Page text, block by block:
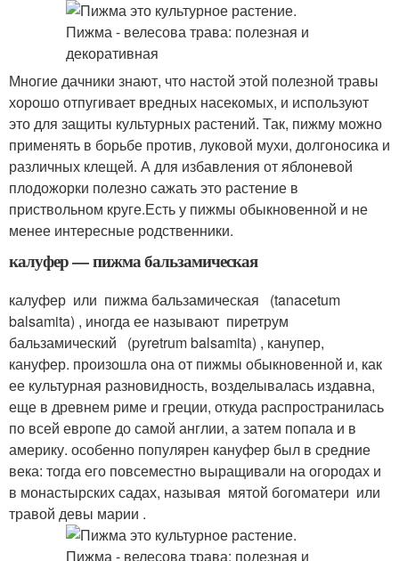
Многие дачники знают, что настой этой полезной травы
хорошо отпугивает вредных насекомых, и используют
это для защиты культурных растений. Так, пижму можно
применять в борьбе против, луковой мухи, долгоносика и
различных клещей. А для избавления от яблоневой
плодожорки полезно сажать это растение в
приствольном круге.Есть у пижмы обыкновенной и не
менее интересные родственники.
калуфер — пижма бальзамическая
калуфер или пижма бальзамическая (tanacetum
balsamita) , иногда ее называют пиретрум
бальзамический (pyretrum balsamita) , канупер,
кануфер. произошла она от пижмы обыкновенной и, как
ее культурная разновидность, возделывалась издавна,
еще в древнем риме и греции, откуда распространилась
по всей европе до самой англии, а затем попала и в
америку. особенно популярен кануфер был в средние
века: тогда его повсеместно выращивали на огородах и
в монастырских садах, называя мятой богоматери или
травой девы марии .